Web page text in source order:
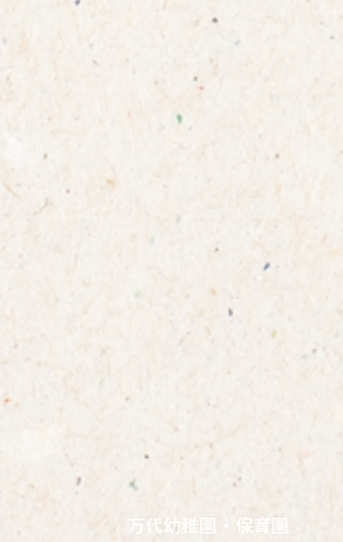
万代幼稚園・保育園